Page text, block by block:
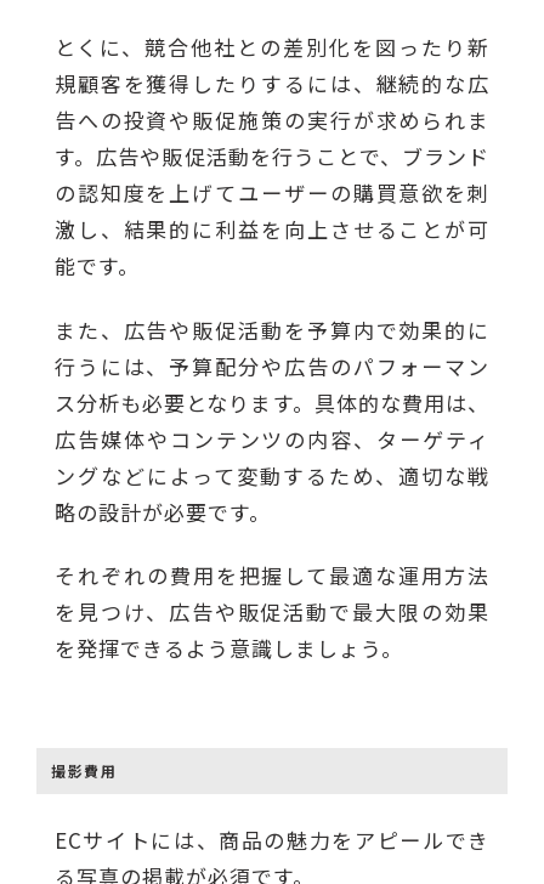
とくに、競合他社との差別化を図ったり新
規顧客を獲得したりするには、継続的な広
告への投資や販促施策の実行が求められま
す。広告や販促活動を行うことで、ブランド
の認知度を上げてユーザーの購買意欲を刺
激し、結果的に利益を向上させることが可
能です。
また、広告や販促活動を予算内で効果的に
行うには、予算配分や広告のパフォーマン
ス分析も必要となります。具体的な費用は、
広告媒体やコンテンツの内容、ターゲティ
ングなどによって変動するため、適切な戦
略の設計が必要です。
それぞれの費用を把握して最適な運用方法
を見つけ、広告や販促活動で最大限の効果
を発揮できるよう意識しましょう。
撮影費用
ECサイトには、商品の魅力をアピールでき
る写真の掲載が必須です。